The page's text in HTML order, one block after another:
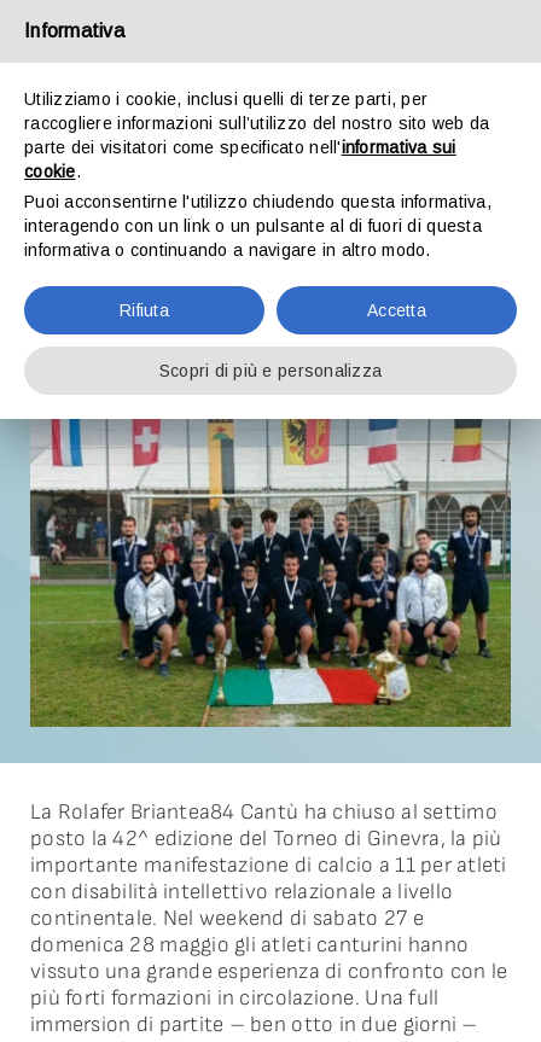
contenuto
Sport
Storie
Cultura
Sostienici
Partner
Contatti
News
Dona ora
Serie A
29 Maggio, 2023
Rolafer settima in
Europa
La Rolafer Briantea84 Cantù ha chiuso al settimo
posto la 42^ edizione del Torneo di Ginevra, la più
importante manifestazione di calcio a 11 per atleti
con disabilità intellettivo relazionale a livello
continentale. Nel weekend di sabato 27 e
domenica 28 maggio gli atleti canturini hanno
vissuto una grande esperienza di confronto con le
più forti formazioni in circolazione. Una full
immersion di partite – ben otto in due giorni –
Informativa
Utilizziamo i cookie, inclusi quelli di terze parti, per
raccogliere informazioni sull’utilizzo del nostro sito web da
parte dei visitatori come specificato nell'informativa sui
cookie.
Puoi acconsentirne l'utilizzo chiudendo questa informativa,
interagendo con un link o un pulsante al di fuori di questa
informativa o continuando a navigare in altro modo.
Rifiuta Accetta
Scopri di più e personalizza